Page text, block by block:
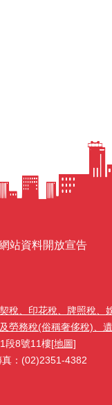
站資料開放宣告
稅、印花稅、牌照稅、
勞務稅(俗稱奢侈稅)、
段8號11樓[地圖]
：(02)2351-4382